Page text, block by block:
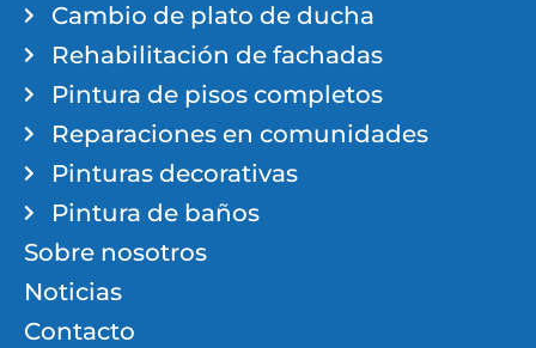
Cambio de plato de ducha
Rehabilitación de fachadas
Pintura de pisos completos
Reparaciones en comunidades
Pinturas decorativas
Pintura de baños
Sobre nosotros
Noticias
Contacto